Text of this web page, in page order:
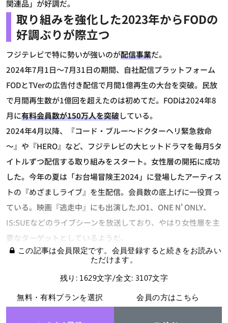
関連品」が好調だ。
取り組みを強化した2023年からFODの
好調ぶりが際立つ
フジテレビで特に勢いが強いのが配信事業だ。
2024年7月1日～7月31日の期間、自社配信プラットフォーム
FODとTVerの広告付き配信で月間1億再生の大台を突破。民放
で月間再生数が1億回を超えたのは初めてだ。FODは2024年8
月に有料会員数が150万人を突破している。
2024年4月以降、『コード・ブルー～ドクターヘリ緊急救命
～』や『HERO』など、フジテレビの大ヒットドラマを毎月5タ
イトルずつ配信する取り組みをスタート。女性層の開拓に成功
した。今年の夏は「お台場冒険王2024」に登場したアーティス
トの『めざましライブ』を生配信。会員数の底上げに一役買っ
ている。映画『逃走中』にも出演したJO1、ONE N' ONLY、
IS:SUEなどのライブシーンを放送しており、やはり女性層を主
要なターゲットとしているようだ。
この記事は会員限定です。会員登録すると続きをお読みい
ただけます。
残り: 1629文字/全文: 3107文字
無料・有料プランを選択
会員の方はこちら